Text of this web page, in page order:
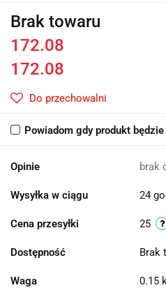
Brak towaru
172.08
172.08
Do przechowalni
Powiadom gdy produkt
Opinie brak
Wysyłka w ciągu 24
Cena przesyłki 25
Dostępność Brak
Waga 0.15